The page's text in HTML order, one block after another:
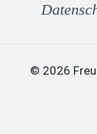
© 2026